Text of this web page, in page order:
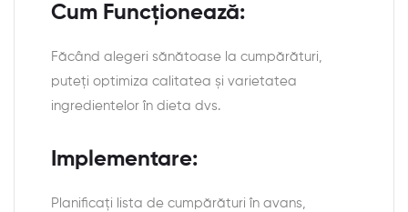
Cum Funcționează:
Făcând alegeri sănătoase la cumpărături,
puteți optimiza calitatea și varietatea
ingredientelor în dieta dvs.
Implementare:
Planificați lista de cumpărături în avans,